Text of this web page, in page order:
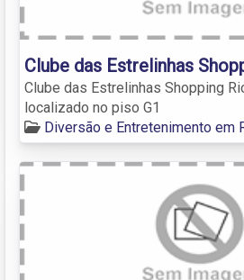
Clube das Estrelinhas
Clube das Estrelinhas Shopping
localizado no piso G1
Diversão e Entretenimento em